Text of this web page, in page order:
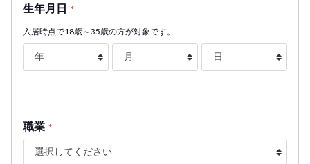
生年月日 *
入居時点で18歳～35歳の方が対象です。
職業 *